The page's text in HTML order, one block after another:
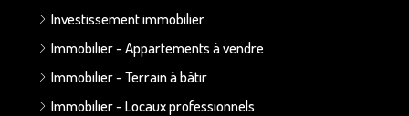
Investissement immobilier
Immobilier - Appartements à vendre
Immobilier - Terrain à bâtir
Immobilier - Locaux professionnels